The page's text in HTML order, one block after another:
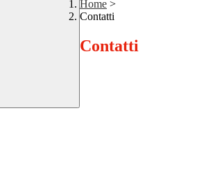
Home >
Contatti
Contatti